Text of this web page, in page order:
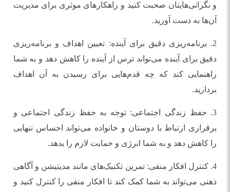
و نگرانی‌هایتان صحبت کنید و راهکارهای موثری برای مدیریت
آن‌ها به دست آورید.
2. برنامه‌ریزی دقیق برای آینده: تعیین اهداف و برنامه‌ریزی
دقیق برای آینده می‌تواند ترس از آینده را کاهش دهد و به شما
راهنمایی کند که چه قدم‌هایی برای رسیدن به آن اهداف
بردارید.
3. حفظ زندگی اجتماعی: توجه به حفظ زندگی اجتماعی و
برقراری ارتباط با دوستان و خانواده می‌تواند احساس تنهایی
را کاهش دهد و به شما انرژی و حمایت لازم را بدهد.
4. کنترل افکار منفی: تمرین تکنیک‌های مانند مدیتیشن و آگاهی
ذهنی می‌تواند به شما کمک کند تا افکار منفی را کنترل کنید و